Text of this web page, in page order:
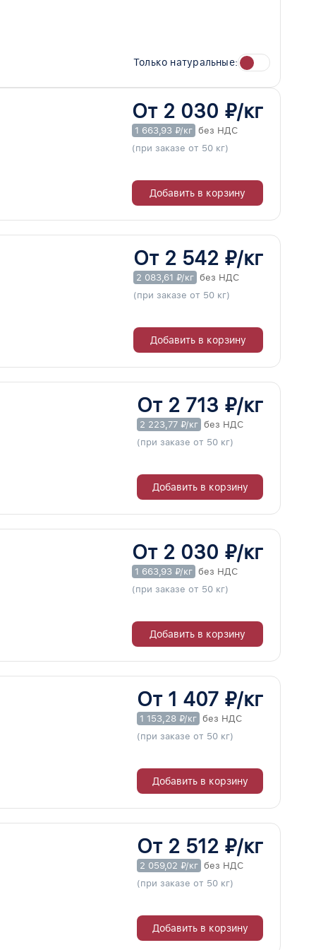
Только натуральные:
От 2 030 ₽/кг
1 663,93 ₽/кг без НДС
(при заказе от 50 кг)
Добавить в корзину
От 2 542 ₽/кг
2 083,61 ₽/кг без НДС
(при заказе от 50 кг)
Добавить в корзину
От 2 713 ₽/кг
2 223,77 ₽/кг без НДС
(при заказе от 50 кг)
Добавить в корзину
От 2 030 ₽/кг
1 663,93 ₽/кг без НДС
(при заказе от 50 кг)
Добавить в корзину
От 1 407 ₽/кг
1 153,28 ₽/кг без НДС
(при заказе от 50 кг)
Добавить в корзину
От 2 512 ₽/кг
2 059,02 ₽/кг без НДС
(при заказе от 50 кг)
Добавить в корзину